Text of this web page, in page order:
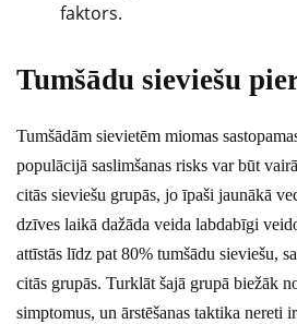
faktors.
Tumšādu sieviešu
Tumšādām sievietēm miomas
populācijā saslimšanas risks var būt
citās sieviešu grupās, jo īpaši jaunākā
dzīves laikā dažāda veida labdabīgi
attīstās līdz pat 80% tumšādu sieviešu,
citās grupās. Turklāt šajā grupā biežāk
simptomus, un ārstēšanas taktika nereti